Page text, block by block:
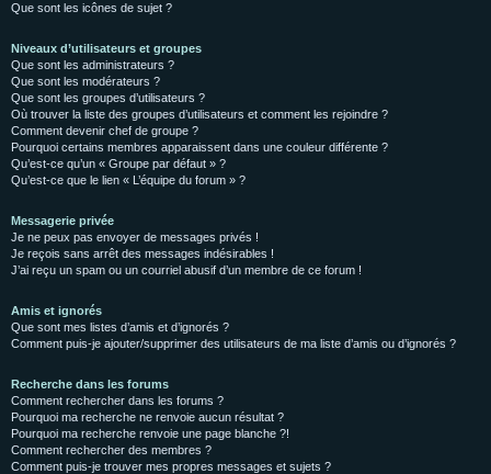
Que sont les icônes de sujet ?
Niveaux d’utilisateurs et groupes
Que sont les administrateurs ?
Que sont les modérateurs ?
Que sont les groupes d’utilisateurs ?
Où trouver la liste des groupes d’utilisateurs et comment les rejoindre ?
Comment devenir chef de groupe ?
Pourquoi certains membres apparaissent dans une couleur différente ?
Qu’est-ce qu’un « Groupe par défaut » ?
Qu’est-ce que le lien « L’équipe du forum » ?
Messagerie privée
Je ne peux pas envoyer de messages privés !
Je reçois sans arrêt des messages indésirables !
J’ai reçu un spam ou un courriel abusif d’un membre de ce forum !
Amis et ignorés
Que sont mes listes d’amis et d’ignorés ?
Comment puis-je ajouter/supprimer des utilisateurs de ma liste d’amis ou d’ignorés ?
Recherche dans les forums
Comment rechercher dans les forums ?
Pourquoi ma recherche ne renvoie aucun résultat ?
Pourquoi ma recherche renvoie une page blanche ?!
Comment rechercher des membres ?
Comment puis-je trouver mes propres messages et sujets ?